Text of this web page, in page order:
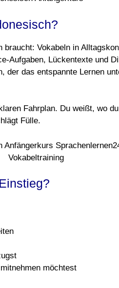
Vokabeln in
Aufgaben, Lückentexte und
das entspannte Lernen
Fahrplan. Du weißt, wo
Fülle.
möchtest